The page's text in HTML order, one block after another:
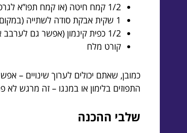
1/2 קמח חיטה (או קמח תפו”א לגרסה ללא גלוטן)
1 שקית אבקת סודה לשתייה (במקום תמצית וריח נעים)
1/2 כפית קינמון (אפשר גם לערבב אגוז מוסקט)
קורט מלח
כמובן, שאתם יכולים לערוך שינויים –
התפוזים בלימון או במנגו – זה מרגש לא
שלבי ההכנה